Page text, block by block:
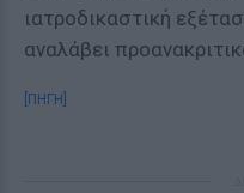
ιατροδικαστική
αναλάβει
[ΠΗΓΗ]